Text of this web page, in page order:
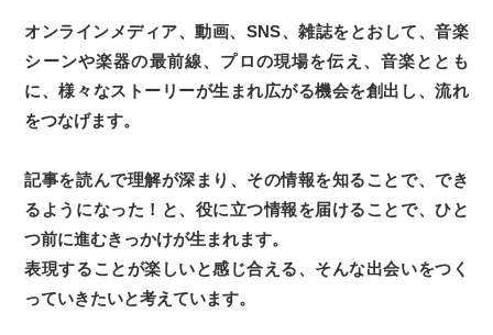
オンラインメディア、動画、SNS、雑誌をとおして、音楽
シーンや楽器の最前線、プロの現場を伝え、音楽ととも
に、様々なストーリーが生まれ広がる機会を創出し、流れ
をつなげます。
記事を読んで理解が深まり、その情報を知ることで、でき
るようになった！と、役に立つ情報を届けることで、ひと
つ前に進むきっかけが生まれます。
表現することが楽しいと感じ合える、そんな出会いをつく
っていきたいと考えています。